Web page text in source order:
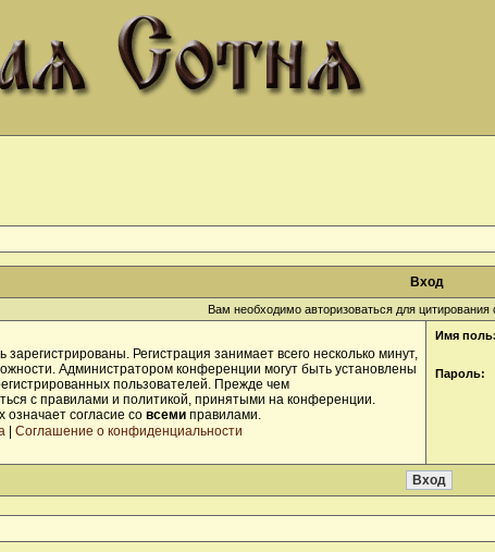
Вход
Вам необходимо авторизоваться для
Регистрация занимает всего несколько минут,
Администратором конференции могут быть установлены
пользователей. Прежде чем
с правилами и политикой, принятыми на конференции.
согласие со всеми правилами.
Соглашение о конфиденциальности
Имя
Пароль: